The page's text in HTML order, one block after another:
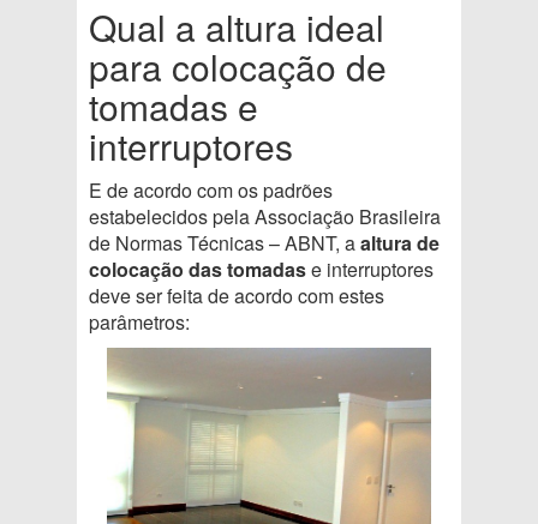
Qual a altura ideal
para colocação de
tomadas e
interruptores
E de acordo com os padrões
estabelecidos pela Associação Brasileira
de Normas Técnicas – ABNT, aaltura de
colocação das tomadase interruptores
deve ser feita de acordo com estes
parâmetros: